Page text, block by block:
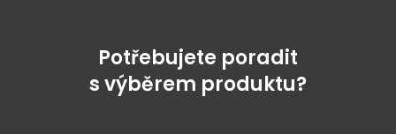
Potřebujete poradit
s výběrem produktu?